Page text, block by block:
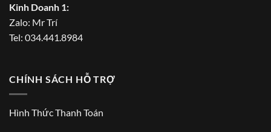
Kinh Doanh 1:
Zalo: Mr Trí
Tel: 034.441.8984
CHÍNH SÁCH HỖ TRỢ
Hình Thức Thanh Toán